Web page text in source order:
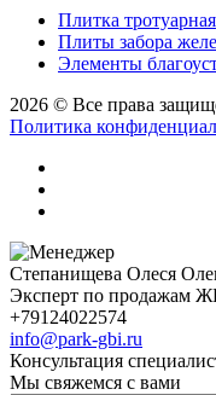
Плитка тротуарная
Плиты забора
Элементы
2026 © Все права
Политика
Степанищева Олеся
Эксперт по продажам
+79124022574
info@park-gbi.ru
Консультация
Мы свяжемся с вами